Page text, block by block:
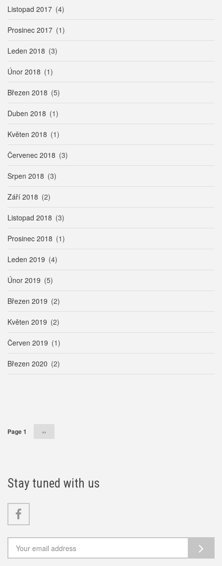
Listopad 2017 (4)
Prosinec 2017 (1)
Leden 2018 (3)
Únor 2018 (1)
Březen 2018 (5)
Duben 2018 (1)
Květen 2018 (1)
Červenec 2018 (3)
Srpen 2018 (3)
Září 2018 (2)
Listopad 2018 (3)
Prosinec 2018 (1)
Leden 2019 (4)
Únor 2019 (5)
Březen 2019 (2)
Květen 2019 (2)
Červen 2019 (1)
Březen 2020 (2)
Page 1 Následující
››
Stay tuned with us